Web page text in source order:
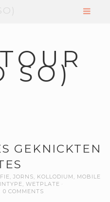
SO)
GEKNICKTEN
, JORNS, KOLLODIUM , MOBILE
, WETPLATE
0 COMMENTS